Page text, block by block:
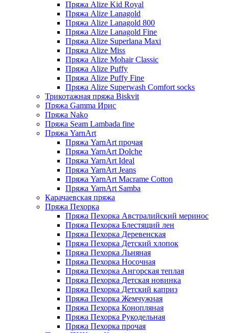
Пряжа Alize Kid Royal
Пряжа Alize Lanagold
Пряжа Alize Lanagold 800
Пряжа Alize Lanagold Fine
Пряжа Alize Superlana Maxi
Пряжа Alize Miss
Пряжа Alize Mohair Classic
Пряжа Alize Puffy
Пряжа Alize Puffy Fine
Пряжа Alize Superwash Comfort socks
Трикотажная пряжа Biskvit
Пряжа Gamma Ирис
Пряжа Nako
Пряжа Seam Lambada fine
Пряжа YarnArt
Пряжа YarnArt прочая
Пряжа YarnArt Dolche
Пряжа YarnArt Ideal
Пряжа YarnArt Jeans
Пряжа YarnArt Macrame Cotton
Пряжа YarnArt Samba
Карачаевская пряжа
Пряжа Пехорка
Пряжа Пехорка Австралийский меринос
Пряжа Пехорка Блестящий лен
Пряжа Пехорка Деревенская
Пряжа Пехорка Детский хлопок
Пряжа Пехорка Льняная
Пряжа Пехорка Носочная
Пряжа Пехорка Ангорская теплая
Пряжа Пехорка Детская новинка
Пряжа Пехорка Детский каприз
Пряжа Пехорка Жемчужная
Пряжа Пехорка Конопляная
Пряжа Пехорка Рукодельная
Пряжа Пехорка прочая